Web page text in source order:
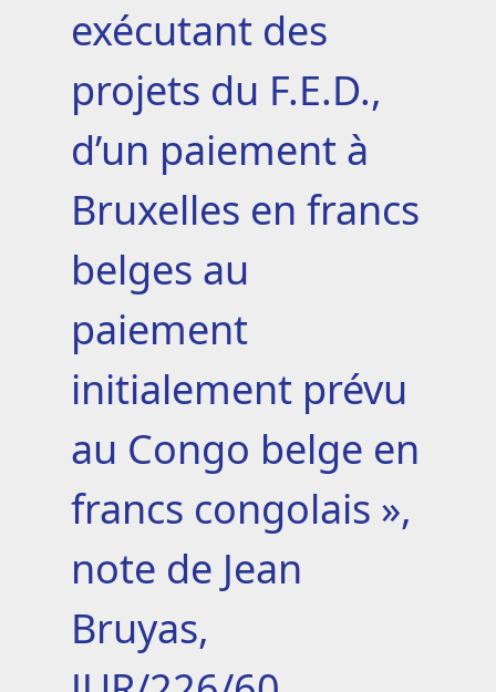
exécutant des
projets du F.E.D.,
d’un paiement à
Bruxelles en francs
belges au
paiement
initialement prévu
au Congo belge en
francs congolais »,
note de Jean
Bruyas,